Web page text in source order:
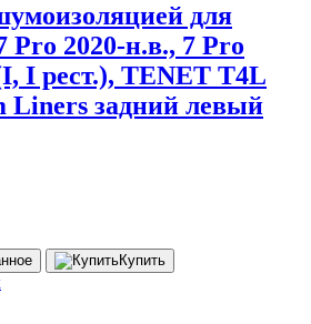
для
Pro 2020-н.в., 7 Pro
I рест.), TENET T4L
Liners задний левый
Купить